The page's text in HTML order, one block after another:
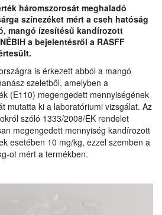
háromszorosát meghaladó
színezéket mért a cseh hatóság
mangó ízesítésű kandírozott
a bejelentésről a RASFF
is érkezett abból a mangó
szeletből, amelyben a
(E110) megengedett mennyiségének
mutatta ki a laboratóriumi vizsgálat. Az
szóló 1333/2008/EK rendelet
megengedett mennyiség kandírozott
esetében 10 mg/kg, ezzel szemben a
ot mért a termékben.